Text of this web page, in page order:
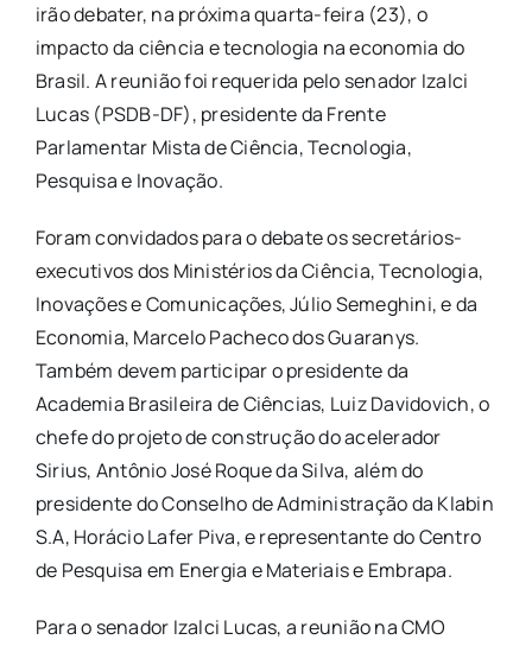
irão debater, na próxima quarta-feira (23), o
impacto da ciência e tecnologia na economia do
Brasil. A reunião foi requerida pelo senador Izalci
Lucas (PSDB-DF), presidente da Frente
Parlamentar Mista de Ciência, Tecnologia,
Pesquisa e Inovação.
Foram convidados para o debate os secretários-
executivos dos Ministérios da Ciência, Tecnologia,
Inovações e Comunicações, Júlio Semeghini, e da
Economia, Marcelo Pacheco dos Guaranys.
Também devem participar o presidente da
Academia Brasileira de Ciências, Luiz Davidovich, o
chefe do projeto de construção do acelerador
Sirius, Antônio José Roque da Silva, além do
presidente do Conselho de Administração da Klabin
S.A, Horácio Lafer Piva, e representante do Centro
de Pesquisa em Energia e Materiais e Embrapa.
Para o senador Izalci Lucas, a reunião na CMO